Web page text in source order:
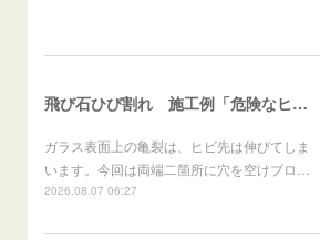
飛び石ひび割れ 施工例「危険なヒビ🚨⚠️表面上亀裂」ジムニー
ガラス表面上の亀裂は、ヒビ先は伸びてしま
います。今回は両端二箇所に穴を空けブロ…
2026.08.07 06:27